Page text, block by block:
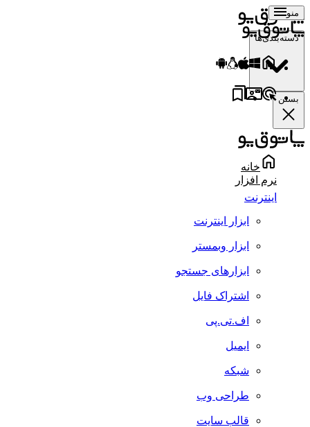
منو
دسته‌بندی‌ها
بستن
خانه
نرم افزار
اینترنت
ابزار اینترنت
ابزار وبمستر
ابزارهای جستجو
اشتراک فایل
اف.تی.پی
ایمیل
شبکه
طراحی وب
قالب سایت